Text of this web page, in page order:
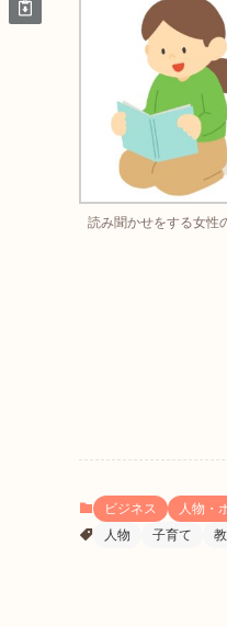
読み聞かせをする女性
ビジネス 人物・
人物
子育て